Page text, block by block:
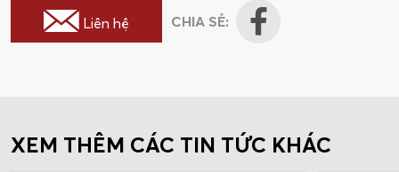
Liên hệ CHIA SẺ:
XEM THÊM CÁC TIN TỨC KHÁC